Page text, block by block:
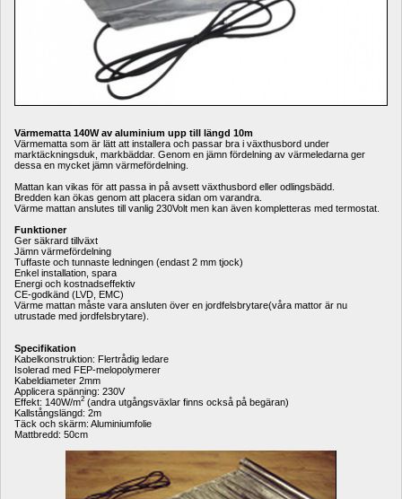
Värmematta 140W av aluminium upp till längd 10m
Värmematta som är lätt att installera och passar bra i växthusbord under
marktäckningsduk, markbäddar. Genom en jämn fördelning av värmeledarna ger
dessa en mycket jämn värmefördelning.
Mattan kan vikas för att passa in på avsett växthusbord eller odlingsbädd.
Bredden kan ökas genom att placera sidan om varandra.
Värme mattan anslutes till vanlig 230Volt men kan även kompletteras med termostat.
Funktioner
Ger säkrard tillväxt
Jämn värmefördelning
Tuffaste och tunnaste ledningen (endast 2 mm tjock)
Enkel installation, spara
Energi och kostnadseffektiv
CE-godkänd (LVD, EMC)
Värme mattan måste vara ansluten över en jordfelsbrytare(våra mattor är nu
utrustade med jordfelsbrytare).
Specifikation
Kabelkonstruktion: Flertrådig ledare
Isolerad med FEP-melopolymerer
Kabeldiameter 2mm
Applicera spänning: 230V
Effekt: 140W/m2 (andra utgångsväxlar finns också på begäran)
Kallstångslängd: 2m
Täck och skärm: Aluminiumfolie
Mattbredd: 50cm